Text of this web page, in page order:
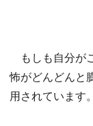
もしも自分が
怖がどんどんと
用されています